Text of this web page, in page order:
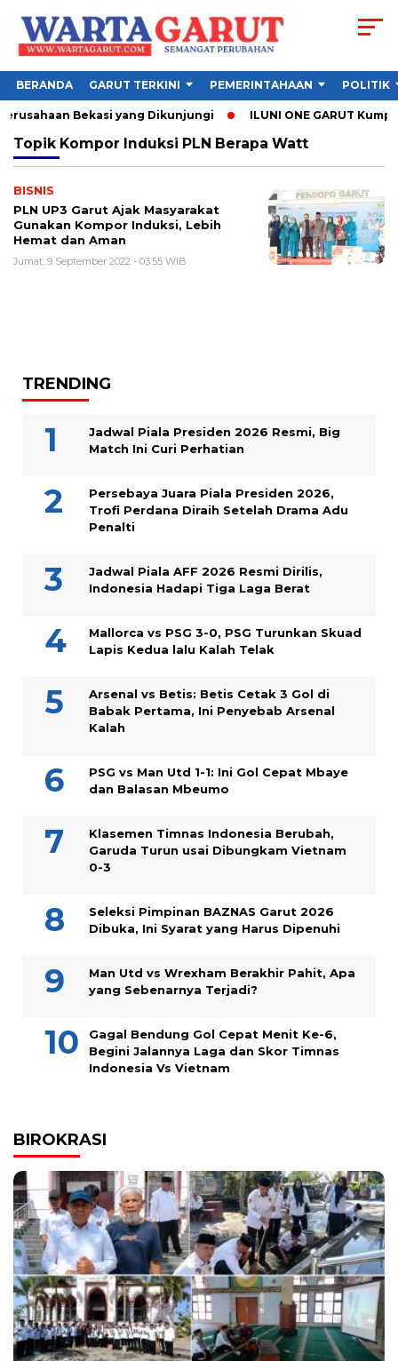
BERANDA GARUT TERKINI PEMERINTAHAAN POLITIK
Bekasi yang Dikunjungi ILUNI ONE GARUT
Topik Kompor Induksi PLN Berapa Watt
BISNIS
PLN UP3 Garut Ajak Masyarakat
Gunakan Kompor Induksi, Lebih
Hemat dan Aman
Jumat, 9 September 2022 - 03:55 WIB
TRENDING
Jadwal Piala Presiden 2026 Resmi, Big
Match Ini Curi Perhatian
Persebaya Juara Piala Presiden 2026,
Trofi Perdana Diraih Setelah Drama Adu
Penalti
Jadwal Piala AFF 2026 Resmi Dirilis,
Indonesia Hadapi Tiga Laga Berat
Mallorca vs PSG 3-0, PSG Turunkan Skuad
Lapis Kedua lalu Kalah Telak
Arsenal vs Betis: Betis Cetak 3 Gol di
Babak Pertama, Ini Penyebab Arsenal
Kalah
PSG vs Man Utd 1-1: Ini Gol Cepat Mbaye
dan Balasan Mbeumo
Klasemen Timnas Indonesia Berubah,
Garuda Turun usai Dibungkam Vietnam
0-3
Seleksi Pimpinan BAZNAS Garut 2026
Dibuka, Ini Syarat yang Harus Dipenuhi
Man Utd vs Wrexham Berakhir Pahit, Apa
yang Sebenarnya Terjadi?
Gagal Bendung Gol Cepat Menit Ke-6,
Begini Jalannya Laga dan Skor Timnas
Indonesia Vs Vietnam
BIROKRASI